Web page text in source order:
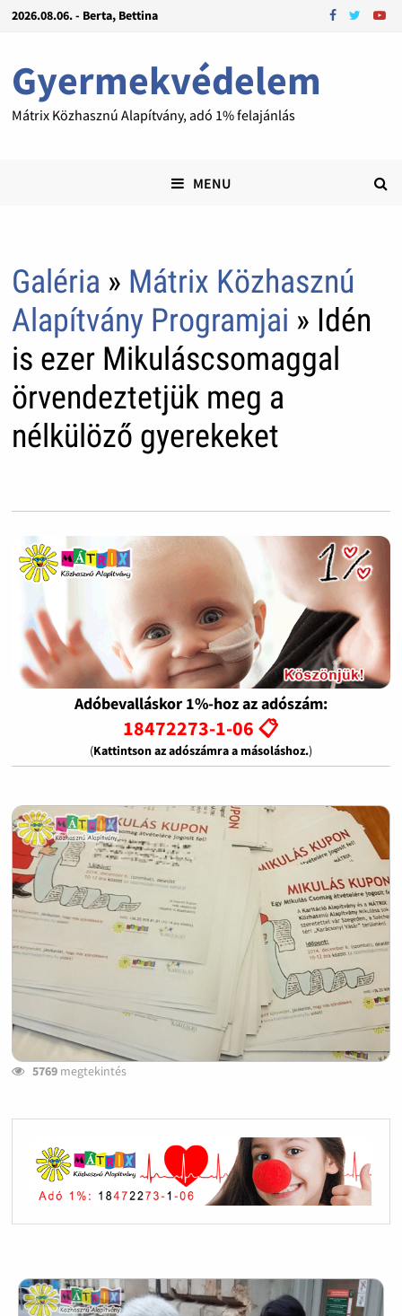
2026.08.06. - Berta, Bettina
Gyermekvédelem
Mátrix Közhasznú Alapítvány, adó 1% felajánlás
MENU
Galéria » Mátrix Közhasznú
Alapítvány Programjai » Idén
is ezer Mikuláscsomaggal
örvendeztetjük meg a
nélkülöző gyerekeket
Adóbevalláskor 1%-hoz az adószám:
18472273-1-06 📋
(Kattintson az adószámra a másoláshoz.)
5769megtekintés